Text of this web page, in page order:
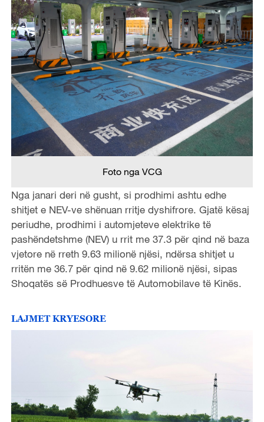
Foto nga VCG
Nga janari deri në gusht, si prodhimi ashtu edhe
shitjet e NEV-ve shënuan rritje dyshifrore. Gjatë kësaj
periudhe, prodhimi i automjeteve elektrike të
pashëndetshme (NEV) u rrit me 37.3 për qind në baza
vjetore në rreth 9.63 milionë njësi, ndërsa shitjet u
rritën me 36.7 për qind në 9.62 milionë njësi, sipas
Shoqatës së Prodhuesve të Automobilave të Kinës.
LAJMET KRYESORE